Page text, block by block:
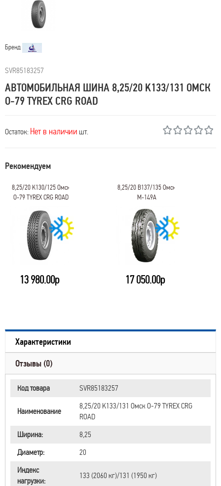
Бренд
SVR85183257
АВТОМОБИЛЬНАЯ ШИНА 8,25/20 K133/131 ОМСК
О-79 TYREX CRG ROAD
Остаток: Нет в наличии шт.
Рекомендуем
8,25/20 K130/125 Омск
О-79 TYREX CRG ROAD
13 980.00р
8,25/20 B137/135 Омск
М-149А
17 050.00р
Характеристики
Отзывы (0)
Код товара SVR85183257
Наименование
8,25/20 K133/131 Омск О-79 TYREX CRG
ROAD
Ширина:
8,25
Диаметр:
20
Индекс
нагрузки:
133 (2060 кг)/131 (1950 кг)